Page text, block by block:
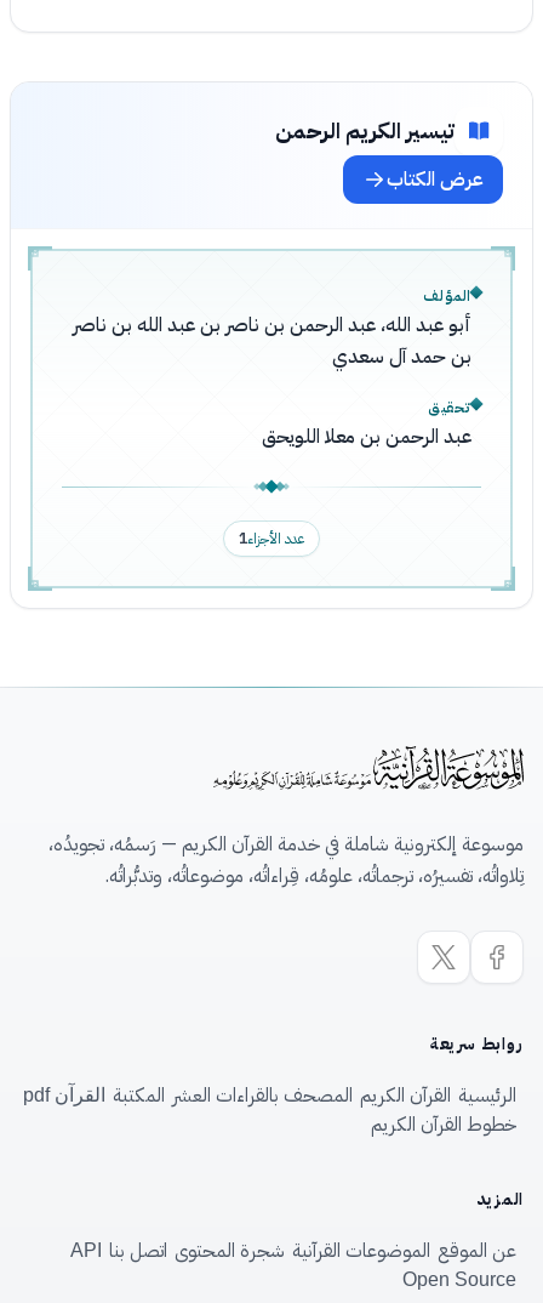
تيسير الكريم الرحمن
عرض الكتاب
المؤلف
أبو عبد الله، عبد الرحمن بن ناصر بن عبد الله بن ناصر
بن حمد آل سعدي
تحقيق
عبد الرحمن بن معلا اللويحق
عدد الأجزاء1
موسوعة إلكترونية شاملة في خدمة القرآن الكريم — رَسمُه، تجويدُه،
تِلاواتُه، تفسيرُه، ترجماتُه، علومُه، قِراءاتُه، موضوعاتُه، وتدبُّراتُه.
روابط سريعة
الرئيسية القرآن الكريم المصحف بالقراءات العشر المكتبة القرآن pdf
خطوط القرآن الكريم
المزيد
عن الموقع الموضوعات القرآنية شجرة المحتوى اتصل بنا
API
Open Source